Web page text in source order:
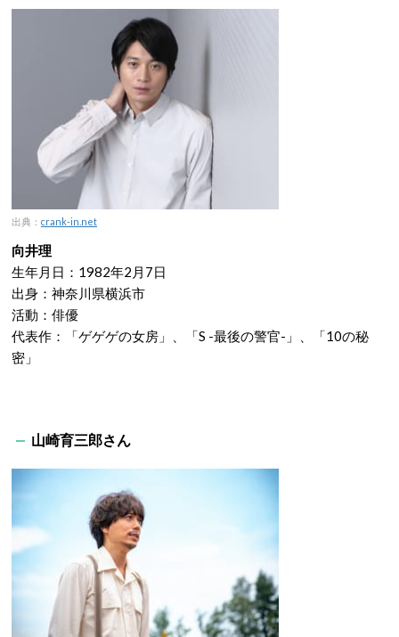
出典： crank-in.net
向井理
生年月日：1982年2月7日
出身：神奈川県横浜市
活動：俳優
代表作：「ゲゲゲの女房」、「S -最後の警官-」、「10の秘
密」
山崎育三郎さん